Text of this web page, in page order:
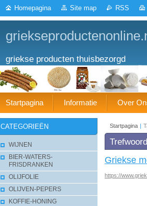
Homepagina Site map RSS
griekse producten thuisbezorgd
Startpagina Informatie Over
Startpagina |
Griekse
https://
CATEGORIEËN
WIJNEN
BIER-WATERS-
FRISDRANKEN
OLIJFOLIE
OLIJVEN-PEPERS
KOFFIE-HONING